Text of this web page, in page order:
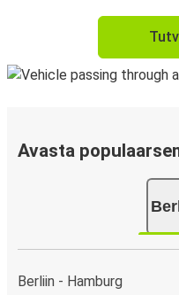
Avasta
Berliin - Hamburg